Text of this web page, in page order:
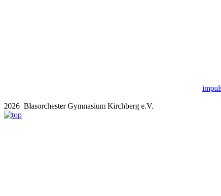
2026 Blasorchester Gymnasium Kirchberg e.V.